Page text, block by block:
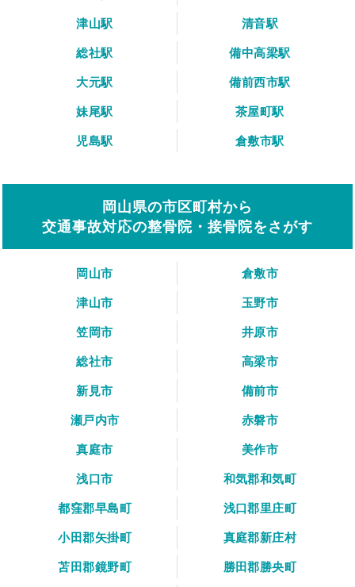
津山駅
清音駅
総社駅
備中高梁駅
大元駅
備前西市駅
妹尾駅
茶屋町駅
児島駅
倉敷市駅
岡山県の市区町村から
交通事故対応の整骨院・接骨院をさがす
岡山市
倉敷市
津山市
玉野市
笠岡市
井原市
総社市
高梁市
新見市
備前市
瀬戸内市
赤磐市
真庭市
美作市
浅口市
和気郡和気町
都窪郡早島町
浅口郡里庄町
小田郡矢掛町
真庭郡新庄村
苫田郡鏡野町
勝田郡勝央町